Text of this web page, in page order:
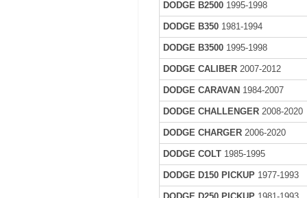
DODGE B2500 1995-1998
DODGE B350 1981-1994
DODGE B3500 1995-1998
DODGE CALIBER 2007-2012
DODGE CARAVAN 1984-2007
DODGE CHALLENGER 2008-2020
DODGE CHARGER 2006-2020
DODGE COLT 1985-1995
DODGE D150 PICKUP 1977-1993